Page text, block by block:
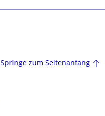
Springe zum Seitenanfang